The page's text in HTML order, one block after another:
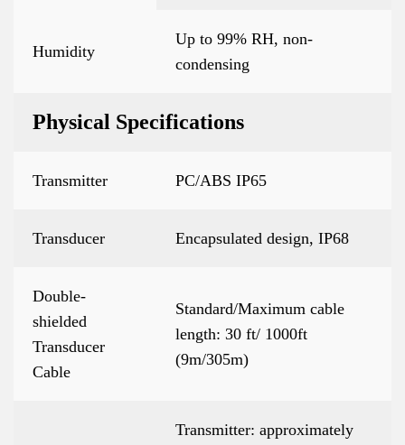
Humidity
Up to 99% RH, non-
condensing
Physical Specifications
Transmitter PC/ABS IP65
Transducer Encapsulated design, IP68
Double-
shielded
Transducer
Cable
Standard/Maximum cable
length: 30 ft/ 1000ft
(9m/305m)
Transmitter: approximately